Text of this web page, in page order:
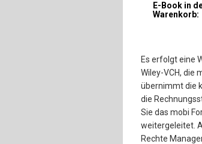
E-Book in
Warenkorb:
Es erfolgt eine
Wiley-VCH, die
übernimmt die
die
Sie das mobi
weitergeleitet.
Rechte